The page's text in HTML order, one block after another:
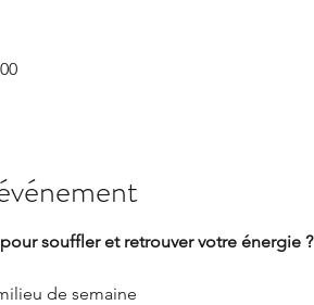
souffler et retrouver votre énergie ?
de semaine